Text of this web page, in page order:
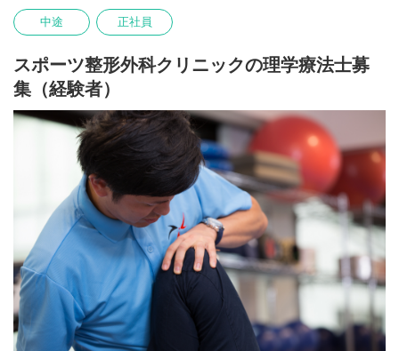
・超音波画像診断装置を用いた変形性膝関節疾患における膝関節
屈曲による膝蓋下脂肪体の形態変化の特徴
など
【スポーツ外部活動】
プロチームや国体チーム、小学校から大学のクラブ活動や地域
のスポーツクラブチームへ職員がサポートを行ってます。
種目：野球、サッカー、バスケットボール、バレーボール、体
操・新体操、スキー、アイスホッケー、ラクロス、アメリカンフ
ットボール など
実技)などが受けられます。
中途 正社員
スポーツ整形外科クリニックの理学療法士募
集（経験者）